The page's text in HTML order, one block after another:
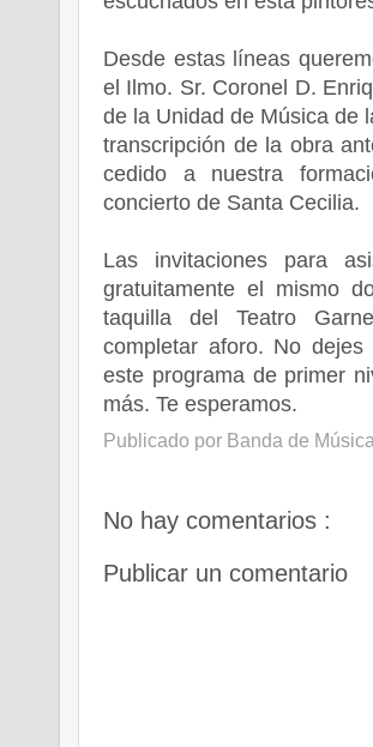
Desde estas líneas
el Ilmo. Sr. Coronel D.
de la Unidad de Música de
transcripción de la obra
cedido a nuestra
concierto de Santa Cecilia.
Las invitaciones para
gratuitamente el mismo
taquilla del Teatro
completar aforo. No
este programa de primer
más. Te esperamos.
Publicado por Banda de
No hay comentarios :
Publicar un comentario